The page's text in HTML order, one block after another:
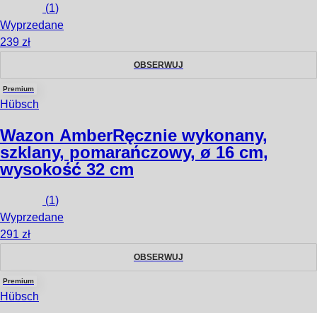
(1)
Wyprzedane
239 zł
OBSERWUJ
Premium
Hübsch
Wazon AmberRęcznie wykonany,
szklany, pomarańczowy, ø 16 cm,
wysokość 32 cm
(1)
Wyprzedane
291 zł
OBSERWUJ
Premium
Hübsch